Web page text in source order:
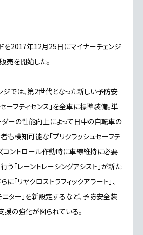
ドを2017年12月25日にマイナーチェンジ
売を開始した。
ジでは、第2世代となった新しい予防安
ーフティセンス」を全車に標準装備。単
ダーの性能向上によって日中の自転車の
も検知可能な「プリクラッシュセーフテ
ズコントロール作動時に車線維持に必要
「レーントレーシングアシスト」が新た
に「リヤクロストラフィックアラート」、
ニター」を新設定するなど、予防安全装
援の強化が図られている。